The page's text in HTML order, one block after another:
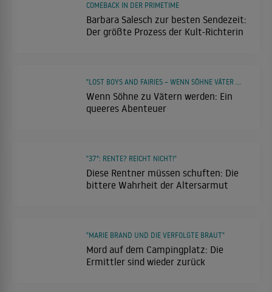
Barbara Salesch zur besten Sendezeit:
Der größte Prozess der Kult-Richterin
COMEBACK IN DER PRIMETIME
Wenn Söhne zu Vätern werden: Ein
queeres Abenteuer
"LOST BOYS AND FAIRIES – WENN SÖHNE VÄTER WERDEN"
Diese Rentner müssen schuften: Die
bittere Wahrheit der Altersarmut
"37°: RENTE? REICHT NICHT!"
Mord auf dem Campingplatz: Die
Ermittler sind wieder zurück
"MARIE BRAND UND DIE VERFOLGTE BRAUT"